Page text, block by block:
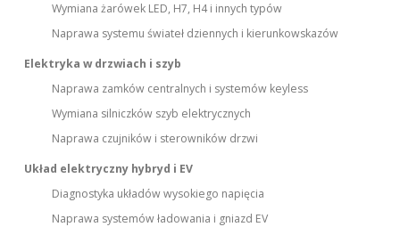
Wymiana żarówek LED, H7, H4 i innych typów
Naprawa systemu świateł dziennych i kierunkowskazów
Elektryka w drzwiach i szyb
Naprawa zamków centralnych i systemów keyless
Wymiana silniczków szyb elektrycznych
Naprawa czujników i sterowników drzwi
Układ elektryczny hybryd i EV
Diagnostyka układów wysokiego napięcia
Naprawa systemów ładowania i gniazd EV